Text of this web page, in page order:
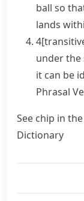
ball so
lands
4[
under the
it can be
Phrasal
See chip in
Dictionary